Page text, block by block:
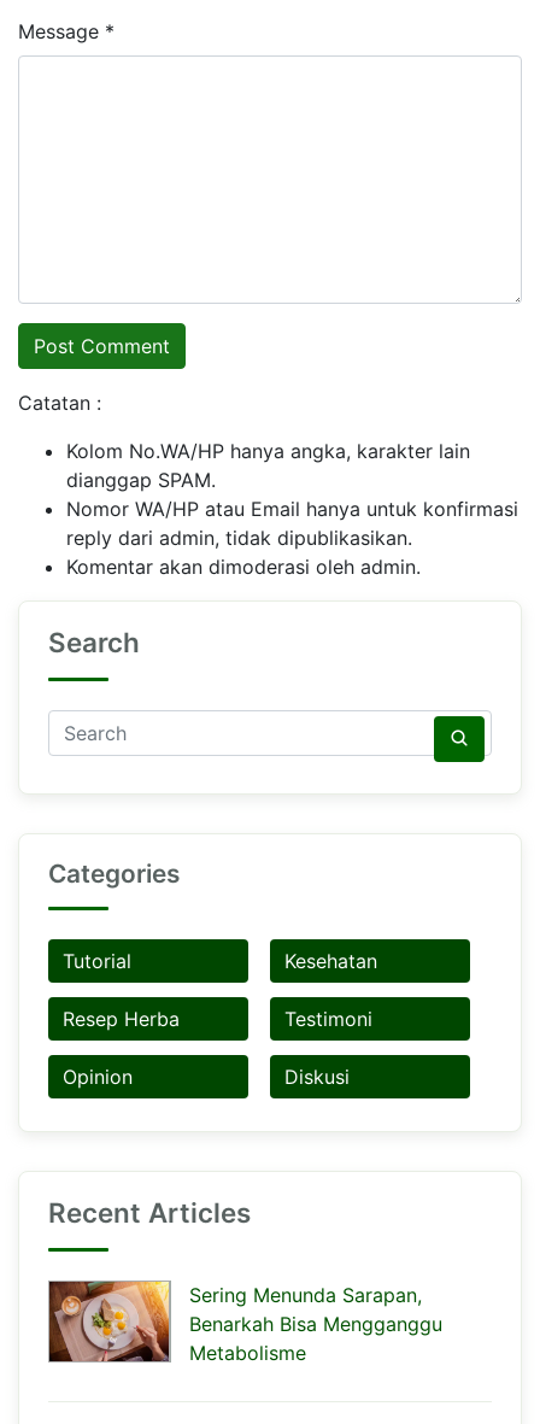
Message *
Catatan :
Kolom No.WA/HP hanya angka, karakter lain
dianggap SPAM.
Nomor WA/HP atau Email hanya untuk konfirmasi
reply dari admin, tidak dipublikasikan.
Komentar akan dimoderasi oleh admin.
Search
Categories
Tutorial Kesehatan
Resep Herba Testimoni
Opinion Diskusi
Recent Articles
Sering Menunda Sarapan,
Benarkah Bisa Mengganggu
Metabolisme